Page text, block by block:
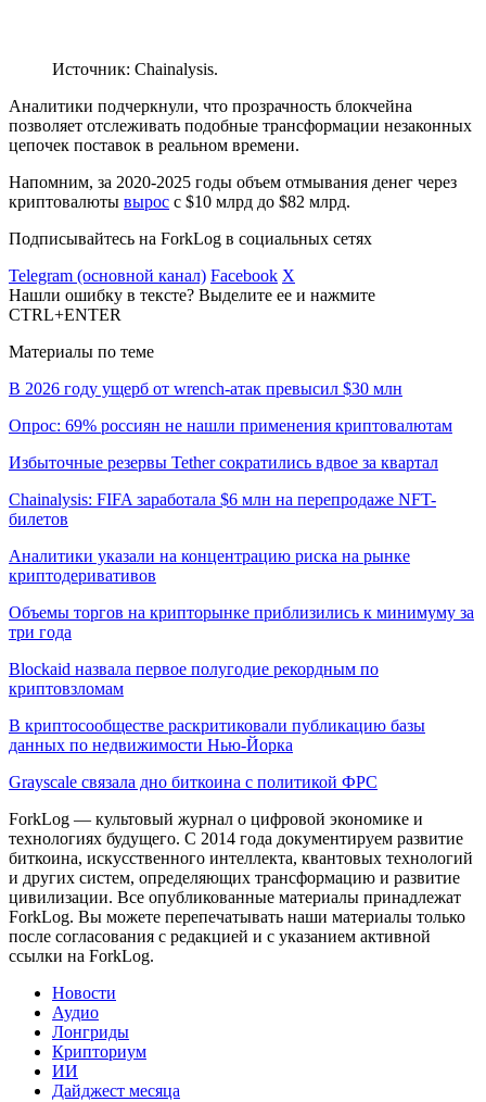
Источник: Chainalysis.
Аналитики подчеркнули, что прозрачность блокчейна
позволяет отслеживать подобные трансформации незаконных
цепочек поставок в реальном времени.
Напомним, за 2020-2025 годы объем отмывания денег через
криптовалюты вырос с $10 млрд до $82 млрд.
Подписывайтесь на ForkLog в социальных сетях
Telegram (основной канал) Facebook X
Нашли ошибку в тексте? Выделите ее и нажмите
CTRL+ENTER
Материалы по теме
В 2026 году ущерб от wrench-атак превысил $30 млн
Опрос: 69% россиян не нашли применения криптовалютам
Избыточные резервы Tether сократились вдвое за квартал
Chainalysis: FIFA заработала $6 млн на перепродаже NFT-
билетов
Аналитики указали на концентрацию риска на рынке
криптодеривативов
Объемы торгов на крипторынке приблизились к минимуму за
три года
Blockaid назвала первое полугодие рекордным по
криптовзломам
В криптосообществе раскритиковали публикацию базы
данных по недвижимости Нью-Йорка
Grayscale связала дно биткоина с политикой ФРС
ForkLog — культовый журнал о цифровой экономике и
технологиях будущего. С 2014 года документируем развитие
биткоина, искусственного интеллекта, квантовых технологий
и других систем, определяющих трансформацию и развитие
цивилизации. Все опубликованные материалы принадлежат
ForkLog. Вы можете перепечатывать наши материалы только
после согласования с редакцией и с указанием активной
ссылки на ForkLog.
Новости
Аудио
Лонгриды
Крипториум
ИИ
Дайджест месяца